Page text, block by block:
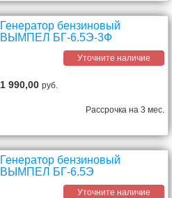
Генератор бензиновый
ВЫМПЕЛ БГ-6.5Э-3Ф
Уточните наличие
1 990,00руб.
Рассрочка на 3 мес.
Генератор бензиновый
ВЫМПЕЛ БГ-6.5Э
Уточните наличие